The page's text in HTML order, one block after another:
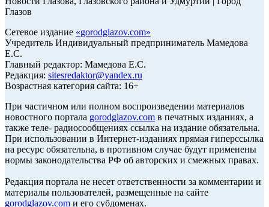
Глазов
Сетевое издание «gorodglazov.com»
Учредитель Индивидуальный предприниматель Мамедова
Е.С.
Главный редактор: Мамедова Е.С.
Редакция: sitesredaktor@yandex.ru
Возрастная категория сайта: 16+
При частичном или полном воспроизведении материалов
новостного портала gorodglazov.com в печатных изданиях, а
также теле- радиосообщениях ссылка на издание обязательна.
При использовании в Интернет-изданиях прямая гиперссылка
на ресурс обязательна, в противном случае будут применены
нормы законодательства РФ об авторских и смежных правах.
Редакция портала не несет ответственности за комментарии и
материалы пользователей, размещенные на сайте
gorodglazov.com и его субдоменах.